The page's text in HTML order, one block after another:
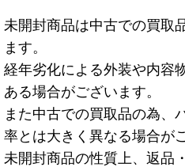
未開封商品は中古での買取
ます。
経年劣化による外装や内容
ある場合がございます。
また中古での買取品の為、
率とは大きく異なる場合が
未開封商品の性質上、返品